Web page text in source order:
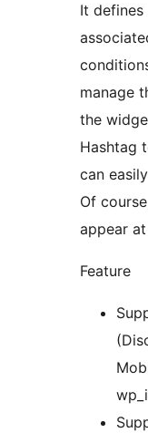
It
manage
the
Hashtag
can
Of
appear
Feature